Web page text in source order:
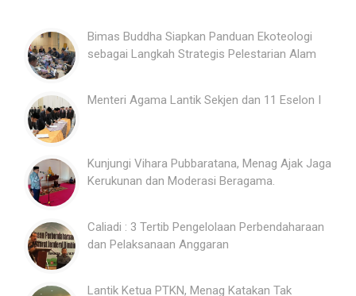
Bimas Buddha Siapkan Panduan Ekoteologi
sebagai Langkah Strategis Pelestarian Alam
Menteri Agama Lantik Sekjen dan 11 Eselon I
Kunjungi Vihara Pubbaratana, Menag Ajak Jaga
Kerukunan dan Moderasi Beragama.
Caliadi : 3 Tertib Pengelolaan Perbendaharaan
dan Pelaksanaan Anggaran
Lantik Ketua PTKN, Menag Katakan Tak